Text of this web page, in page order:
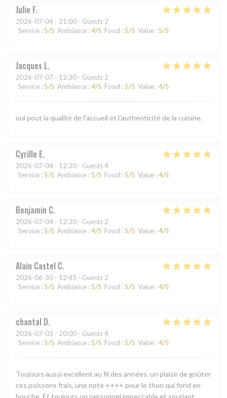
Julie F
2026-07-04 - 21:00 - Guests 2
Service : 5/5 Ambiance : 4/5 Food : 5/5 Value : 5/5
Jacques L
2026-07-07 - 12:30 - Guests 2
Service : 5/5 Ambiance : 4/5 Food : 5/5 Value : 4/5
oui pout la qualité de l'accueil et l'authenticité de la cuisine.
Cyrille E
2026-07-04 - 12:30 - Guests 4
Service : 5/5 Ambiance : 5/5 Food : 5/5 Value : 4/5
Benjamin C
2026-07-04 - 12:30 - Guests 2
Service : 5/5 Ambiance : 4/5 Food : 5/5 Value : 4/5
Alain Castel C
2026-06-30 - 12:45 - Guests 2
Service : 5/5 Ambiance : 5/5 Food : 5/5 Value : 4/5
chantal D
2026-07-03 - 20:00 - Guests 4
Service : 5/5 Ambiance : 5/5 Food : 5/5 Value : 4/5
Toujours aussi excellent au fil des années, un plaisir de goûter
ces poissons frais, une note ++++ pour le thon qui fond en